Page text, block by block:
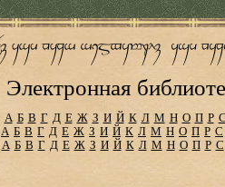
Электронная
А Б В Г Д Е Ж З И Й К Л М Н О П Р С
А Б В Г Д Е Ж З И Й К Л М Н О П Р С
А Б В Г Д Е Ж З И Й К Л М Н О П Р С